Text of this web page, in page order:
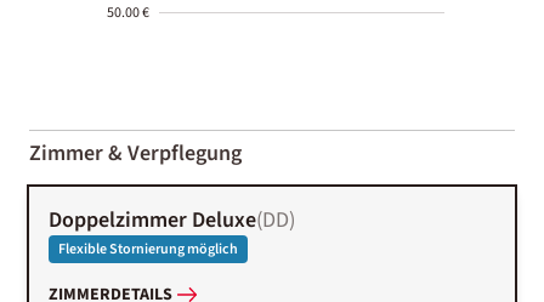
50.00 €
01-02
Zimmer & Verpflegung
Doppelzimmer Deluxe(DD)
Flexible Stornierung möglich
ZIMMERDETAILS